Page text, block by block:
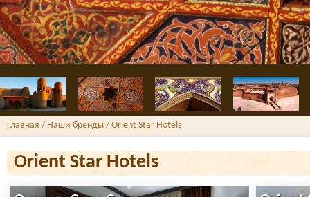
Главная / Наши бренды / Orient Star Hotels
Orient Star Hotels